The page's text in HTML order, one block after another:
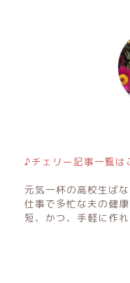
♪チェリー記事一覧は
元気一杯の高校生ば
仕事で多忙な夫の健
短、かつ、手軽に作